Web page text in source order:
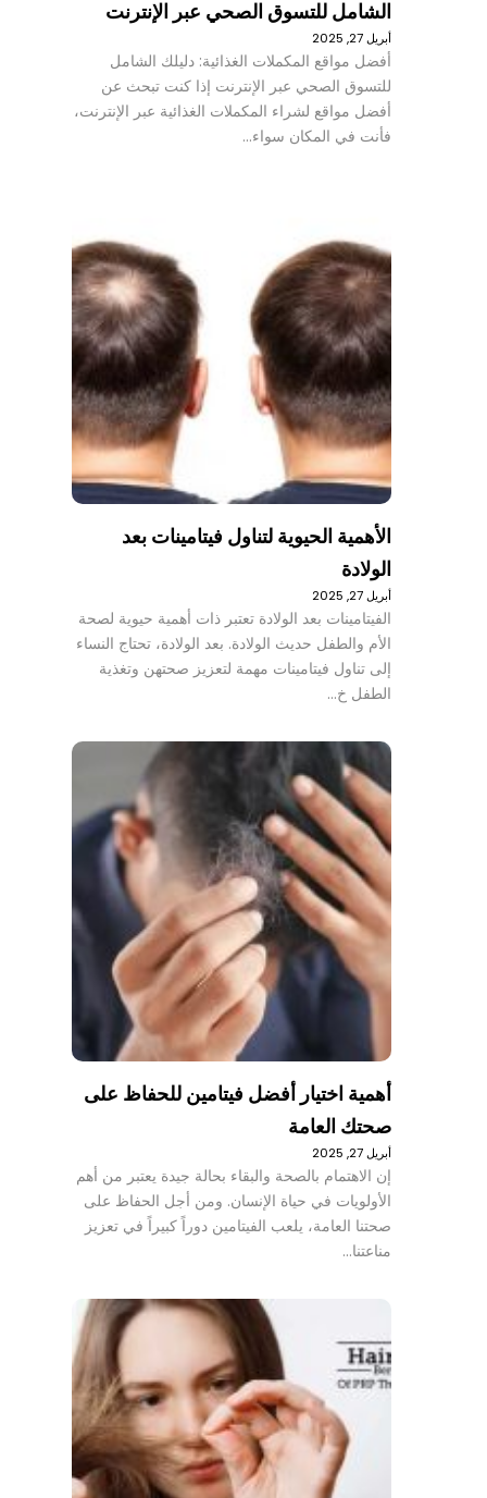
الشامل للتسوق الصحي عبر الإنترنت
أبريل 27, 2025
أفضل مواقع المكملات الغذائية: دليلك الشامل
للتسوق الصحي عبر الإنترنت إذا كنت تبحث عن
أفضل مواقع لشراء المكملات الغذائية عبر الإنترنت،
فأنت في المكان سواء…
الأهمية الحيوية لتناول فيتامينات بعد
الولادة
أبريل 27, 2025
الفيتامينات بعد الولادة تعتبر ذات أهمية حيوية لصحة
الأم والطفل حديث الولادة. بعد الولادة، تحتاج النساء
إلى تناول فيتامينات مهمة لتعزيز صحتهن وتغذية
الطفل خ…
أهمية اختيار أفضل فيتامين للحفاظ على
صحتك العامة
أبريل 27, 2025
إن الاهتمام بالصحة والبقاء بحالة جيدة يعتبر من أهم
الأولويات في حياة الإنسان. ومن أجل الحفاظ على
صحتنا العامة، يلعب الفيتامين دوراً كبيراً في تعزيز
مناعتنا…